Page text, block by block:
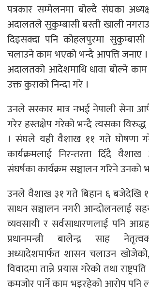
पत्रकार सम्मेलनमा बोल्दै संघका
अदालतले सुकुम्बासी बस्ती खाली
दिइसक्दा पनि कोहलपुरमा सुकुम्बासी
चलाउने काम भएको भन्दै आपत्ति जनाए
अदालतको आदेशमाथि धावा बोल्ने
उक्त कुराको निन्दा गरे ।
उनले सरकार मात्र नभई नेपाली सेना
गरेर हस्तक्षेप गरेको भन्दै त्यसका
। संघले यही वैशाख ११ गते घोषणा
कार्यक्रमलाई निरन्तरता दिँदै
संघर्षका कार्यक्रम सञ्चालन गरिने उनकाे
उनले वैशाख ३१ गते बिहान ६ बजेदेखि
साधन सञ्चालन नगरी आन्दोलनलाई
व्यवसायी र सर्वसाधारणलाई पनि
प्रधानमन्त्री बालेन्द्र साह
अध्यादेशमार्फत शासन चलाउन
विवादमा तान्ने प्रयास गरेको तथा
कमजोर पार्ने काम भइरहेको आरोप पनि